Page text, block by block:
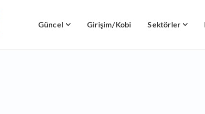
Güncel Girişim/Kobi Sektörler